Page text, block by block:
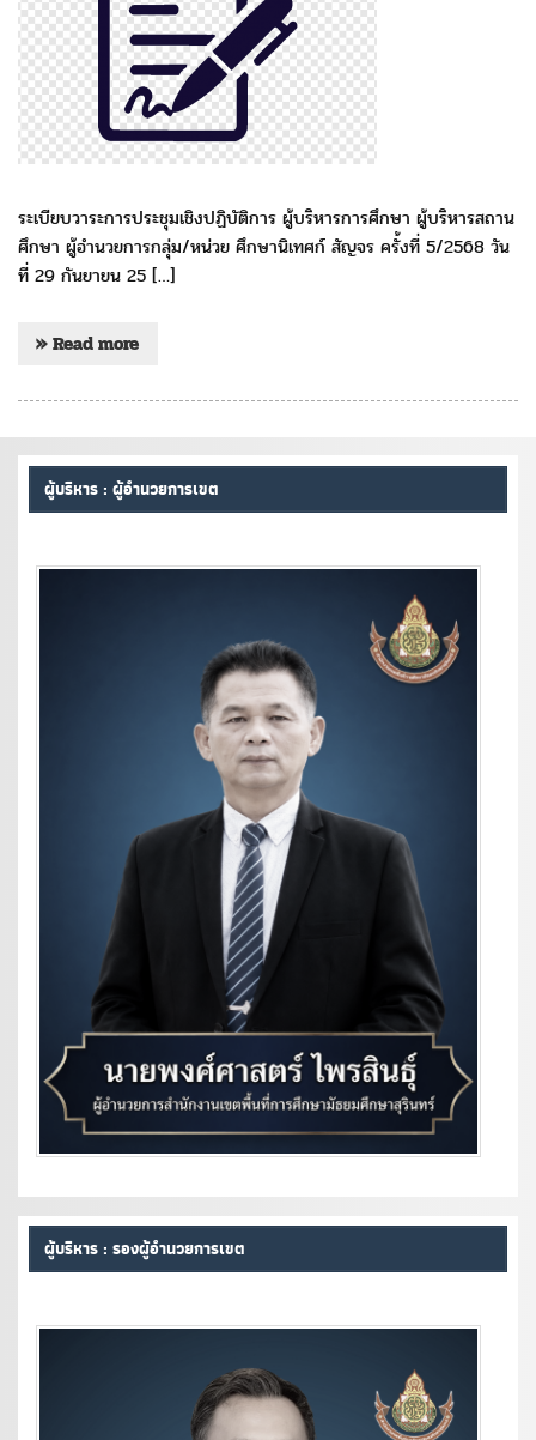
ระเบียบวาระการประชุมเชิงปฏิบัติการ ผู้บริหารการศึกษา ผู้บริหารสถาน
ศึกษา ผู้อำนวยการกลุ่ม/หน่วย ศึกษานิเทศก์ สัญจร ครั้งที่ 5/2568 วัน
ที่ 29 กันยายน 25 […]
» Read more
ผู้บริหาร : ผู้อำนวยการเขต
ผู้บริหาร : รองผู้อำนวยการเขต